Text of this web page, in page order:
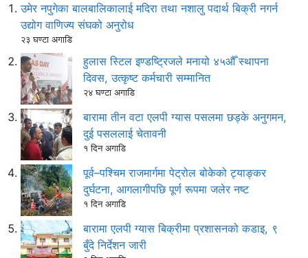
उमेर नपुगेका बालबालिकालाई मदिरा तथा नशालु पदार्थ बिक्री नगर्न
उद्योग वाणिज्य संघको अनुरोध
२३ घण्टा अगाडि
हुलास स्टिल इण्डष्ट्रिजले मनायो ४५औँ स्थापना
दिवस, उत्कृष्ट कर्मचारी सम्मानित
२४ घण्टा अगाडि
बारामा तीन वटा एलपी ग्यास पसलमा छड्के अनुगमन,
दुई पसललाई चेतावनी
१ दिन अगाडि
पूर्व–पश्चिम राजमार्गमा पेट्रोल बोकेको ट्याङ्कर
दुर्घटना, आगलागीपछि पूर्ण रूपमा जलेर नष्ट
१ दिन अगाडि
बारामा एलपी ग्यास बिक्रीमा प्रशासनको कडाइ, ९
बुँदे निर्देशन जारी